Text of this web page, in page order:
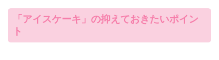
「アイスケーキ」の抑えておきたいポイン
ト